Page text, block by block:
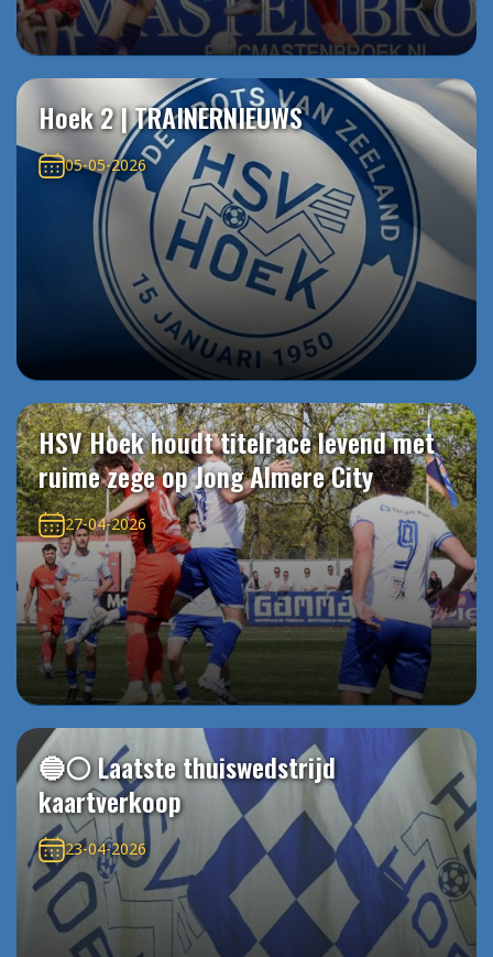
Hoek 2 | TRAINERNIEUWS
05-05-2026
HSV Hoek houdt titelrace levend met
ruime zege op Jong Almere City
27-04-2026
🔵⚪️ Laatste thuiswedstrijd
kaartverkoop
23-04-2026